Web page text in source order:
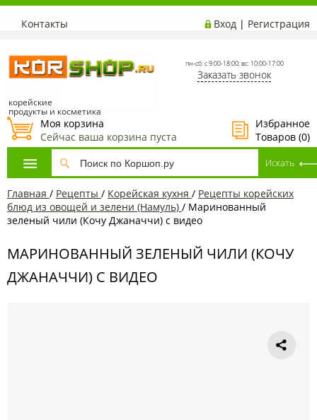
Контакты Вход | Регистрация
корейские
продукты и косметика
пн-сб: с 9:00-18:00; вс: 10:00-17:00
Заказать звонок
Избранное
Товаров (0)
Моя корзина
Сейчас ваша корзина пуста
Главная / Рецепты / Корейская кухня / Рецепты корейских
блюд из овощей и зелени (Намуль) / Маринованный
зеленый чили (Кочу Джаначчи) с видео
МАРИНОВАННЫЙ ЗЕЛЕНЫЙ ЧИЛИ (КОЧУ
ДЖАНАЧЧИ) С ВИДЕО